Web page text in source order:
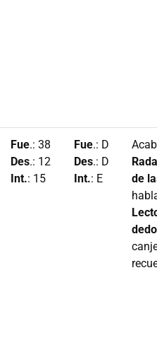
Fue.: 38
Des.: 12
Int.: 15
Fue.: D
Des.: D
Int.: E
de